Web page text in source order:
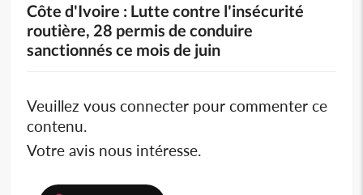
Côte d'Ivoire : Lutte contre l'insécurité
routière, 28 permis de conduire
sanctionnés ce mois de juin
Veuillez vous connecter pour commenter ce
contenu.
Votre avis nous intéresse.